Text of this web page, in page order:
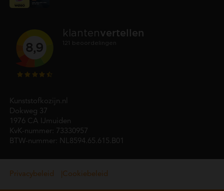
Kunststofkozijn.nl
Dokweg 37
1976 CA IJmuiden
KvK-nummer: 73330957
BTW-nummer: NL8594.65.615.B01
Privacybeleid Cookiebeleid